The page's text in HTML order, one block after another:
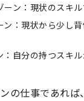
ーン：現状のスキ
ン：現状から少し
：自分の持つスキ
の仕事であれ